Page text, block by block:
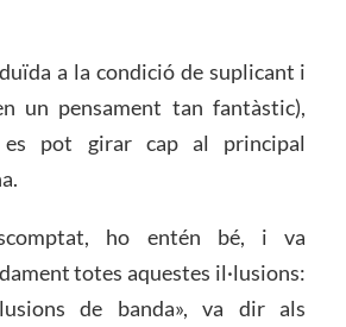
a la condició de suplicant i
un pensament tan fantàstic),
es pot girar cap al principal
ho entén bé, i va
totes aquestes il·lusions:
de banda», va dir als